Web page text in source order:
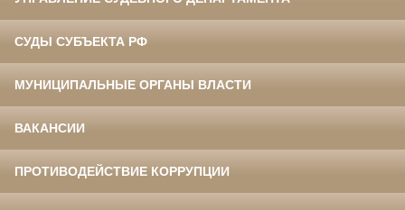
СУДЫ СУБЪЕКТА РФ
МУНИЦИПАЛЬНЫЕ ОРГАНЫ ВЛАСТИ
ВАКАНСИИ
ПРОТИВОДЕЙСТВИЕ КОРРУПЦИИ